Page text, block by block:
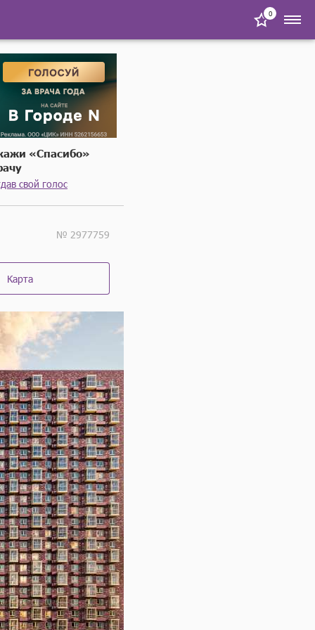
0
«Спасибо»
свой голос
№ 2977759
Карта